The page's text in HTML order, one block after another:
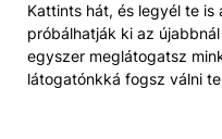
Kattints hát, és legyél te
próbálhatják ki az
egyszer meglátogatsz
látogatónkká fogsz válni te